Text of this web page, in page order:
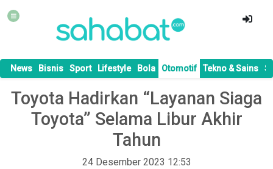
News Bisnis Sport Lifestyle Bola Otomotif Tekno & Sains
Toyota Hadirkan “Layanan Siaga
Toyota” Selama Libur Akhir
Tahun
24 Desember 2023 12:53